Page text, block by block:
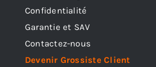
Confidentialité
Garantie et SAV
Contactez-nous
Devenir Grossiste Client